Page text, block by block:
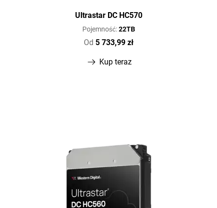
Ultrastar DC HC570
Pojemność:22TB
Od 5 733,99 zł
Kup teraz